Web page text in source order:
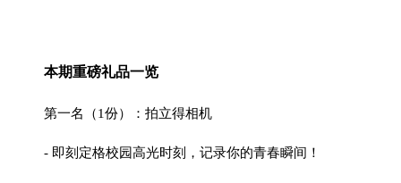
本期重磅礼品一览
第一名（1份）：拍立得相机
- 即刻定格校园高光时刻，记录你的青春瞬间！